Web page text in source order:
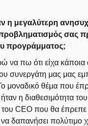
η μεγαλύτερη
σας
προγράμματος;
να πω ότι είχα κάποια
συνεργάτη μας μας
μοναδικό θέμα που
ήταν η διαθεσιμότητα
του CEO που θα
δαπανήσει πολύτιμο